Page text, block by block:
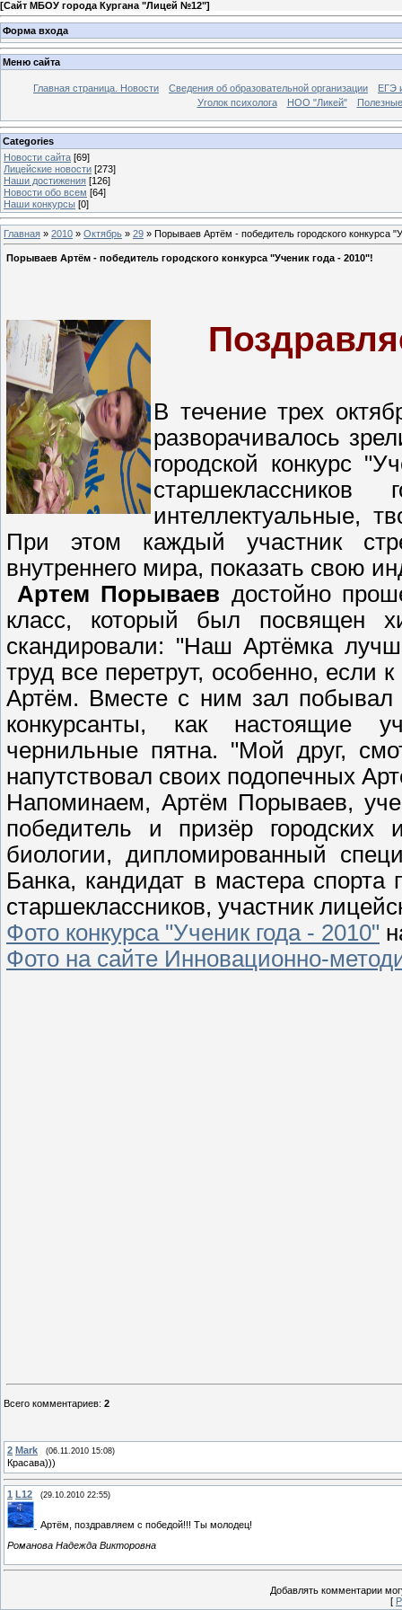
[Сайт МБОУ города Кургана "Лицей №12"]
Форма входа
Меню сайта
Главная страница. Новости Сведения об образовательной организации
ЕГЭ
Уголок психолога
НОО "Ликей"
Categories
Новости сайта [69]
Лицейские новости [273]
Наши достижения [126]
Новости обо всем [64]
Наши конкурсы [0]
Главная » 2010 » Октябрь » 29 » Порываев Артём - победитель городского конкурса
Порываев Артём - победитель городского конкурса "Ученик года - 2010"!
В течение трех
разворачивалось
городской конкурс
интеллектуальные,
При этом каждый участник
внутреннего мира, показать свою
Артем Порываев достойно
класс, который был посвящен
скандировали: "Наш Артёмка
труд все перетрут, особенно, если
Артём. Вместе с ним зал побывал
конкурсанты, как настоящие
чернильные пятна. "Мой друг,
напутствовал своих подопечных
Напоминаем, Артём Порываев,
победитель и призёр
биологии, дипломированный
Банка, кандидат в мастера
старшеклассников, участник
Фото конкурса "Ученик года - 2010"
Фото на сайте Инновационно-
Всего комментариев: 2
2 Mark (06.11.2010 15:08)
Красава)))
1 L12 (29.10.2010 22:55)
Артём, поздравляем с победой!!! Ты молодец!
Романова Надежда Викторовна
Добавлять комментарии
[